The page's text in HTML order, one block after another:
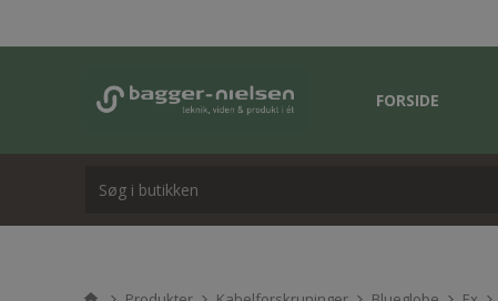
FORSIDE